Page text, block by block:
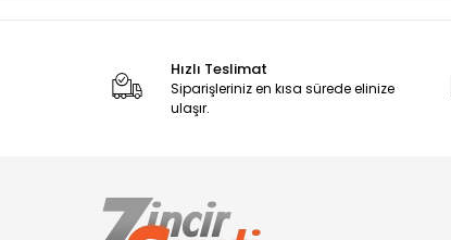
Hızlı Teslimat
Siparişleriniz en kısa sürede elinize
ulaşır.